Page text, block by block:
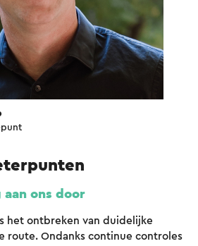
ons door
het ontbreken van duidelijke
route. Ondanks continue controles